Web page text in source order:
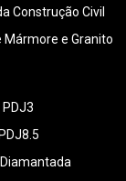
Construção Civil
e Granito